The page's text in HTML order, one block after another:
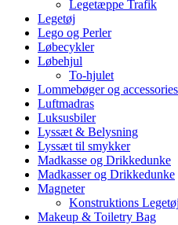
Legetæppe Trafik
Legetøj
Lego og Perler
Løbecykler
Løbehjul
To-hjulet
Lommebøger og
Luftmadras
Luksusbiler
Lyssæt & Belysning
Lyssæt til smykker
Madkasse og Drikkedunke
Madkasser og Drikkedunke
Magneter
Konstruktions
Makeup & Toiletry Bag